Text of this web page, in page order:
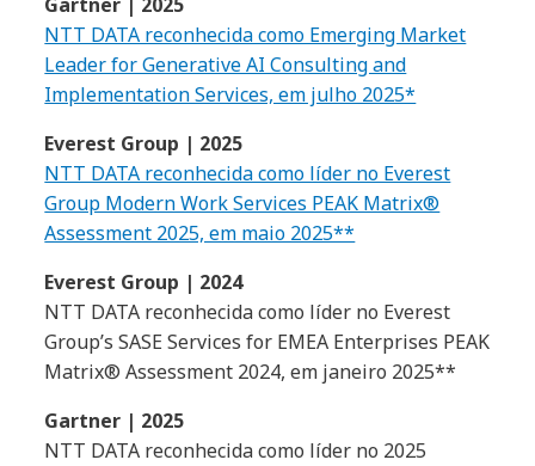
Gartner | 2025
NTT DATA reconhecida como Emerging Market
Leader for Generative AI Consulting and
Implementation Services, em julho 2025*
Everest Group | 2025
NTT DATA reconhecida como líder no Everest
Group Modern Work Services PEAK Matrix®
Assessment 2025, em maio 2025**
Everest Group | 2024
NTT DATA reconhecida como líder no Everest
Group’s SASE Services for EMEA Enterprises PEAK
Matrix® Assessment 2024, em janeiro 2025**
Gartner | 2025
NTT DATA reconhecida como líder no 2025